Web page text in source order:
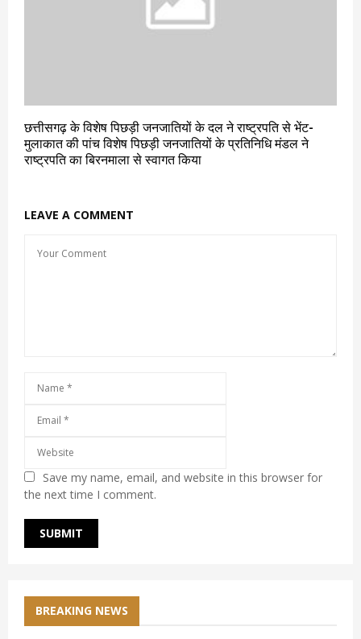
छत्तीसगढ़ के विशेष पिछड़ी जनजातियों के दल ने राष्ट्रपति से भेंट-
मुलाकात की पांच विशेष पिछड़ी जनजातियों के प्रतिनिधि मंडल ने
राष्ट्रपति का बिरनमाला से स्वागत किया
LEAVE A COMMENT
Save my name, email, and website in this browser for
the next time I comment.
BREAKING NEWS